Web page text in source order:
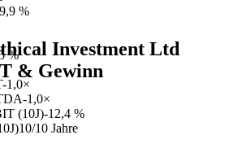
%
%
-1,0×
-1,0×
(10J)-12,4 %
10/10 Jahre
Investment Ltd
& Gewinn